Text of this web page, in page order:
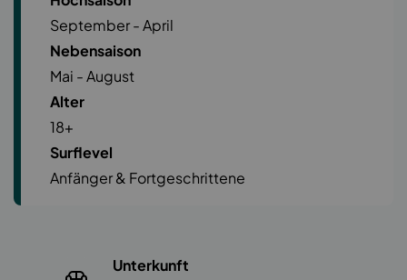
September - April
Nebensaison
Mai - August
Alter
18+
Surflevel
Anfänger & Fortgeschrittene
Unterkunft